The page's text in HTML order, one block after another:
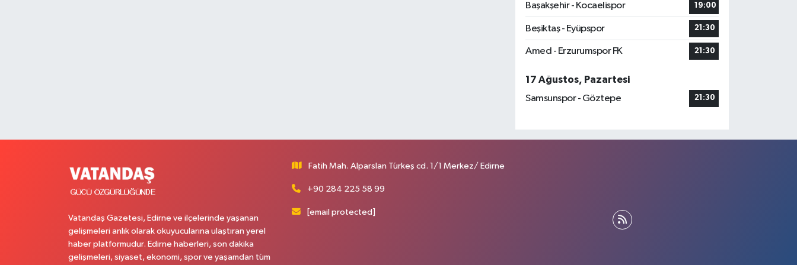
Başakşehir - Kocaelispor
19:00
Beşiktaş - Eyüpspor 21:30
Amed - Erzurumspor FK 21:30
17 Ağustos, Pazartesi
Samsunspor - Göztepe
21:30
Vatandaş Gazetesi, Edirne ve ilçelerinde yaşanan
gelişmeleri anlık olarak okuyucularına ulaştıran yerel
haber platformudur. Edirne haberleri, son dakika
gelişmeleri, siyaset, ekonomi, spor ve yaşamdan tüm
Fatih Mah. Alparslan Türkeş cd. 1/1 Merkez/ Edirne
+90 284 225 58 99
[email protected]